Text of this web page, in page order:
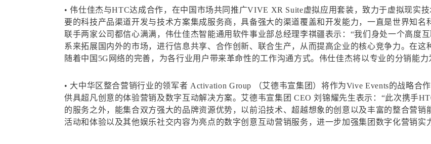
• 伟仕佳杰与HTC达成合作，在中国市场共同推广VIVE XR Suite虚拟应用套装，致力于虚拟现实
要的科技产品渠道开发与技术方案集成服务商，具备强大的渠道覆盖和开发能力，一直是世界知
联手两家公司都信心满满，伟仕佳杰智能通用软件事业部总经理李祺疆表示：“我们身处一个高度
系来拓展国内外的市场，进行信息共享、合作创新、联合生产，从而提高企业的核心竞争力。在
随着中国5G网络的完善，为各行业用户带来革命性的工作沟通方式。伟仕佳杰将以专业的分销能
• 大中华区整合营销行业的领军者 Activation Group （艾德韦宣集团）将作为Vive Events的战略合
供具超凡创意的体验营销及数字互动解决方案。艾德韦宣集团 CEO 刘锦耀先生表示：“此次携手
的服务之外，能集合双方强大的品牌资源优势，以前沿技术、超越想象的创意以及丰富的整合营
活动和体验以及其他娱乐社交内容为亮点的数字创意互动营销服务，进一步加强集团数字化营销实